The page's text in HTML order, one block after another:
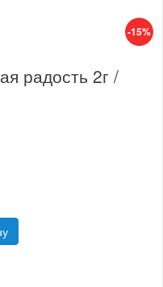
-15%
радость 2г /